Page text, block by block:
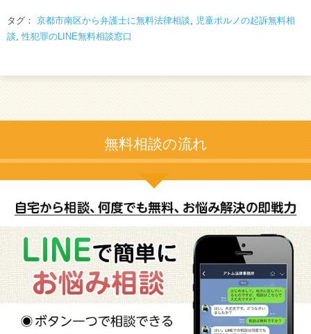
タグ： 京都市南区から弁護士に無料法律相談, 児童ポルノの起訴無料相
談,性犯罪のLINE無料相談窓口
無料相談の流れ